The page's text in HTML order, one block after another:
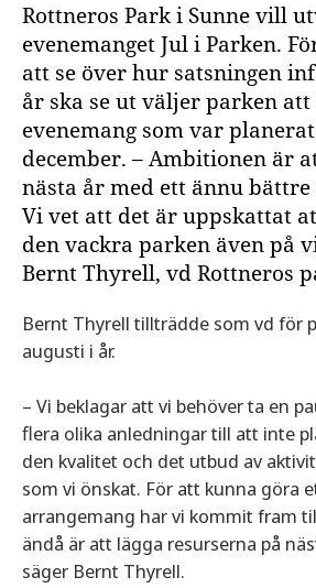
Rottneros Park i Sunne vill
evenemanget Jul i Parken.
att se över hur satsningen
år ska se ut väljer parken
evenemang som var
december. – Ambitionen är
nästa år med ett ännu
Vi vet att det är uppskattat
den vackra parken även på
Bernt Thyrell, vd Rottneros
Bernt Thyrell tillträdde som vd för
augusti i år.
– Vi beklagar att vi behöver ta en
flera olika anledningar till att inte
den kvalitet och det utbud av
som vi önskat. För att kunna göra
arrangemang har vi kommit fram
ändå är att lägga resurserna på
säger Bernt Thyrell.